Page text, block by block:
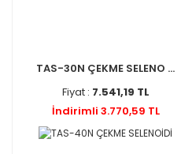
TAS-30N ÇEKME SELENO ...
Fiyat : 7.541,19 TL
İndirimli 3.770,59 TL